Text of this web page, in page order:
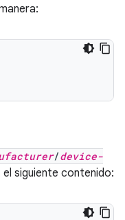
/device-
el siguiente contenido: